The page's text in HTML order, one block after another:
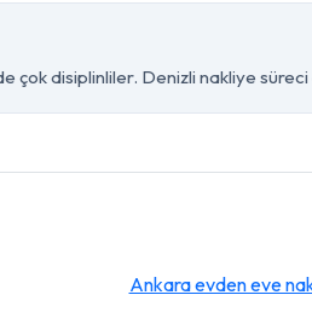
çok disiplinliler. Denizli nakliye süreci
Ankara evden eve